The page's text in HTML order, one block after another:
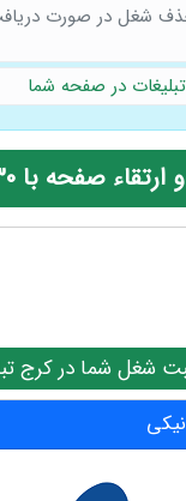
شغل در صورت
در صفحه شما
صفحه با 30% تخفیف
شغل شما در کرج